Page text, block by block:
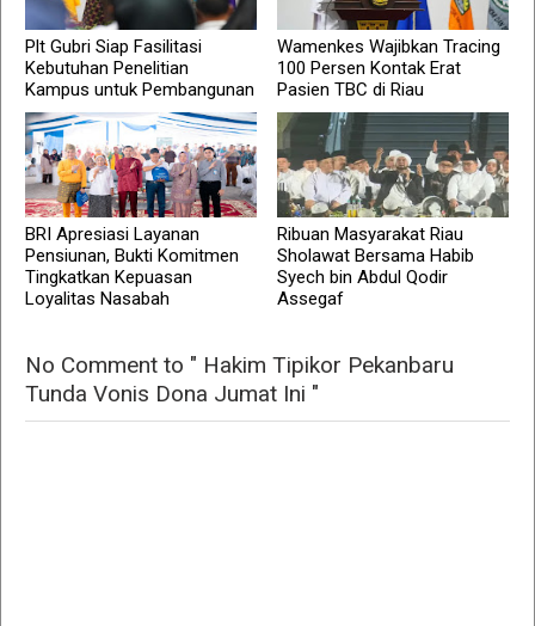
Plt Gubri Siap Fasilitasi
Kebutuhan Penelitian
Kampus untuk Pembangunan
Wamenkes Wajibkan Tracing
100 Persen Kontak Erat
Pasien TBC di Riau
BRI Apresiasi Layanan
Pensiunan, Bukti Komitmen
Tingkatkan Kepuasan
Loyalitas Nasabah
Ribuan Masyarakat Riau
Sholawat Bersama Habib
Syech bin Abdul Qodir
Assegaf
No Comment to " Hakim Tipikor Pekanbaru
Tunda Vonis Dona Jumat Ini "